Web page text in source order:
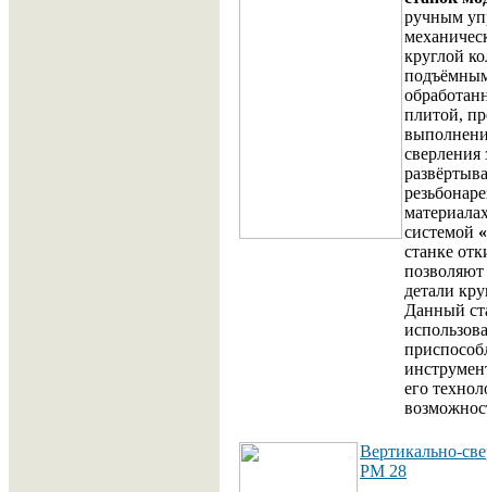
ручным
круглой
плитой,
сверления
системой
станке
позволяют
детали
Данный
его
Вертикально-
РМ 28